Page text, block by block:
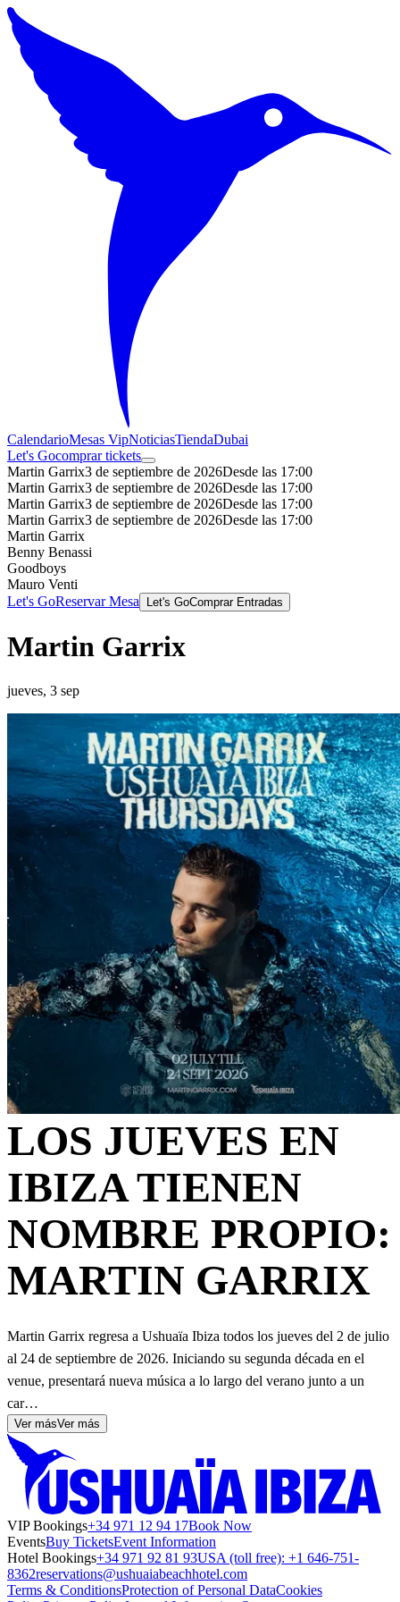
CalendarioMesas VipNoticiasTiendaDubai
Let's Gocomprar tickets
Martin Garrix3 de septiembre de 2026Desde las 17:00
Martin Garrix3 de septiembre de 2026Desde las 17:00
Martin Garrix3 de septiembre de 2026Desde las 17:00
Martin Garrix3 de septiembre de 2026Desde las 17:00
Martin Garrix
Benny Benassi
Goodboys
Mauro Venti
Let's GoReservar Mesa Let's GoComprar Entradas
Martin Garrix
jueves, 3 sep
LOS JUEVES EN
IBIZA TIENEN
NOMBRE PROPIO:
MARTIN GARRIX
Martin Garrix regresa a Ushuaïa Ibiza todos los jueves del 2 de julio
al 24 de septiembre de 2026. Iniciando su segunda década en el
venue, presentará nueva música a lo largo del verano junto a un
car…
Ver másVer más
VIP Bookings+34 971 12 94 17Book Now
EventsBuy TicketsEvent Information
Hotel Bookings+34 971 92 81 93USA (toll free): +1 646-751-
8362reservations@ushuaiabeachhotel.com
Terms & ConditionsProtection of Personal DataCookies